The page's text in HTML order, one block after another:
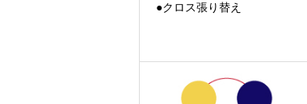
●クロス張り替え